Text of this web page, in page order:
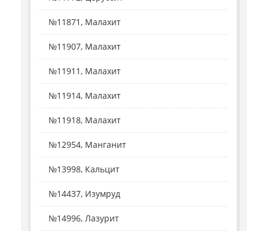
№11871, Малахит
№11907, Малахит
№11911, Малахит
№11914, Малахит
№11918, Малахит
№12954, Манганит
№13998, Кальцит
№14437, Изумруд
№14996, Лазурит